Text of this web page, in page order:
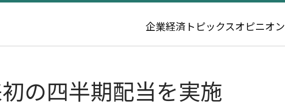
企業経済 トピックスオピニオン
の四半期配当を実施